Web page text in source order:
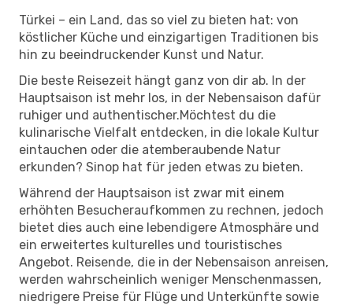
Türkei – ein Land, das so viel zu bieten hat: von
köstlicher Küche und einzigartigen Traditionen bis
hin zu beeindruckender Kunst und Natur.
Die beste Reisezeit hängt ganz von dir ab. In der
Hauptsaison ist mehr los, in der Nebensaison dafür
ruhiger und authentischer.Möchtest du die
kulinarische Vielfalt entdecken, in die lokale Kultur
eintauchen oder die atemberaubende Natur
erkunden? Sinop hat für jeden etwas zu bieten.
Während der Hauptsaison ist zwar mit einem
erhöhten Besucheraufkommen zu rechnen, jedoch
bietet dies auch eine lebendigere Atmosphäre und
ein erweitertes kulturelles und touristisches
Angebot. Reisende, die in der Nebensaison anreisen,
werden wahrscheinlich weniger Menschenmassen,
niedrigere Preise für Flüge und Unterkünfte sowie